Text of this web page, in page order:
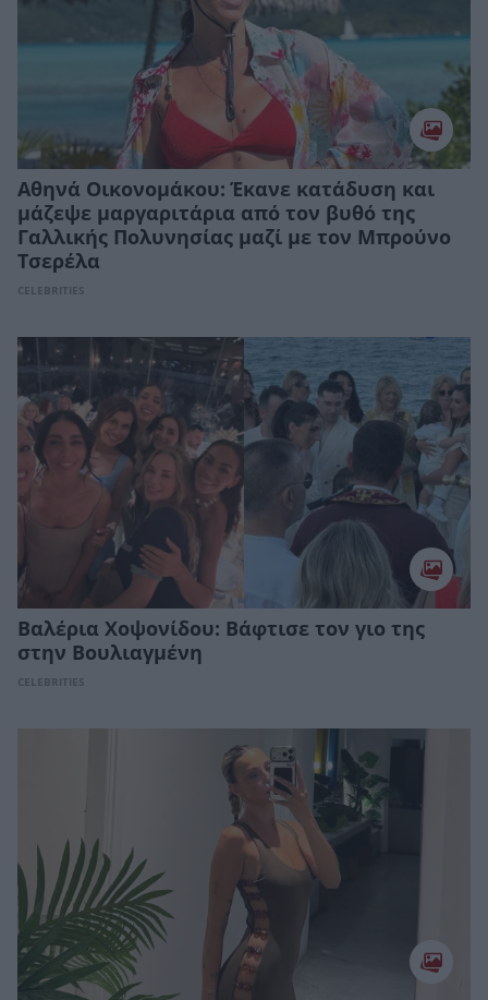
Αθηνά Οικονομάκου: Έκανε κατάδυση και
μάζεψε μαργαριτάρια από τον βυθό της
Γαλλικής Πολυνησίας μαζί με τον Μπρούνο
Τσερέλα
CELEBRITIES
Βαλέρια Χοψονίδου: Bάφτισε τον γιο της
στην Βουλιαγμένη
CELEBRITIES